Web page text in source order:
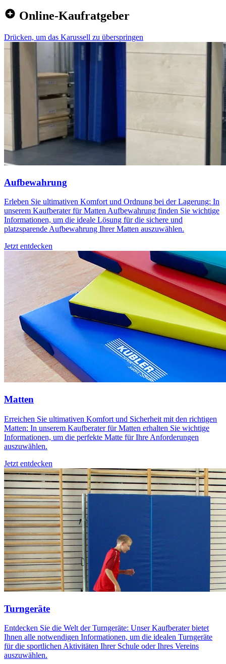
Online-Kaufratgeber
Drücken, um das Karussell zu überspringen
Aufbewahrung
Erleben Sie ultimativen Komfort und Ordnung bei der Lagerung: In
unserem Kaufberater für Matten Aufbewahrung finden Sie wichtige
Informationen, um die ideale Lösung für die sichere und
platzsparende Aufbewahrung Ihrer Matten auszuwählen.
Jetzt entdecken
Matten
Erreichen Sie ultimativen Komfort und Sicherheit mit den richtigen
Matten: In unserem Kaufberater für Matten erhalten Sie wichtige
Informationen, um die perfekte Matte für Ihre Anforderungen
auszuwählen.
Jetzt entdecken
Turngeräte
Entdecken Sie die Welt der Turngeräte: Unser Kaufberater bietet
Ihnen alle notwendigen Informationen, um die idealen Turngeräte
für die sportlichen Aktivitäten Ihrer Schule oder Ihres Vereins
auszuwählen.